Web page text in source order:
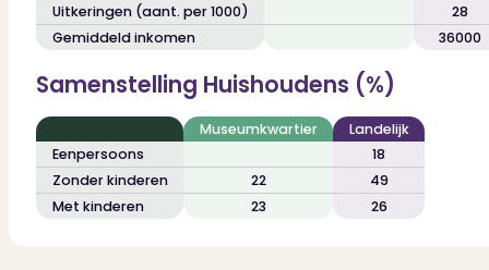
Uitkeringen (aant. per 1000)
28
Gemiddeld inkomen
36000
Samenstelling Huishoudens (%)
Museumkwartier
Landelijk
Eenpersoons
18
Zonder kinderen
22
49
Met kinderen
23 26